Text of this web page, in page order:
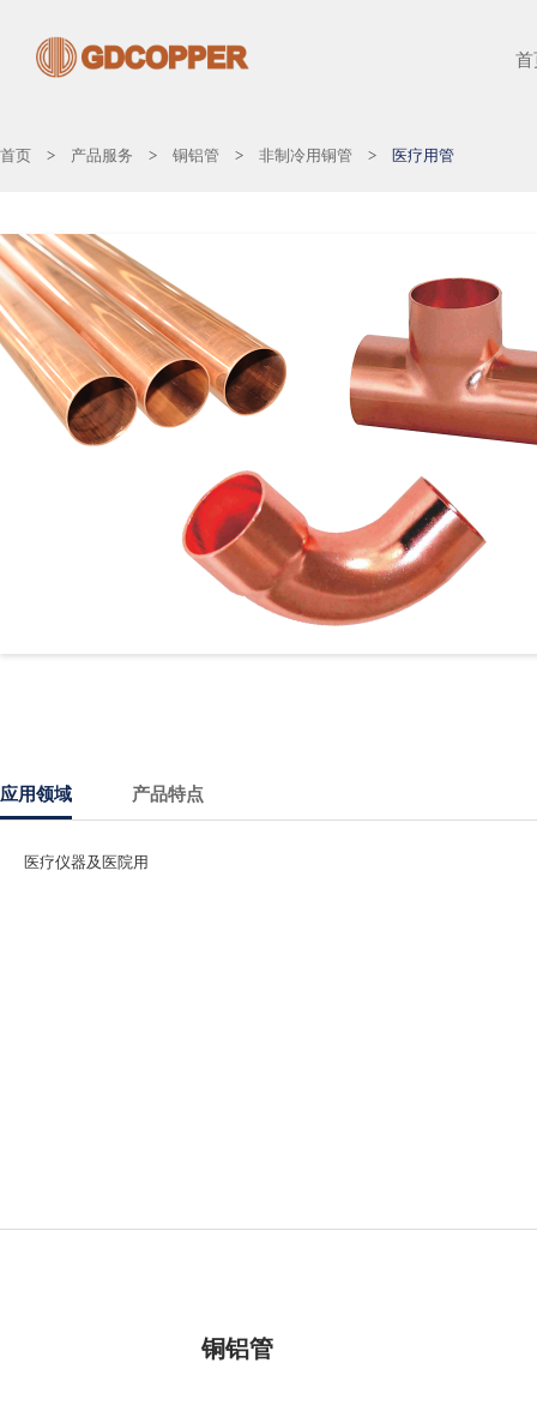
首
首页 > 产品服务 > 铜铝管 > 非制冷用铜管 > 医疗用管
应用领域 产品特点
医疗仪器及医院用
铜铝管